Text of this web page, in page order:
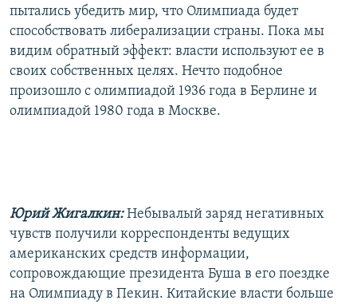
пытались убедить мир, что Олимпиада будет
способствовать либерализации страны. Пока мы
видим обратный эффект: власти используют ее в
своих собственных целях. Нечто подобное
произошло с олимпиадой 1936 года в Берлине и
олимпиадой 1980 года в Москве.
Юрий Жигалкин:Небывалый заряд негативных
чувств получили корреспонденты ведущих
американских средств информации,
сопровождающие президента Буша в его поездке
на Олимпиаду в Пекин. Китайские власти больше